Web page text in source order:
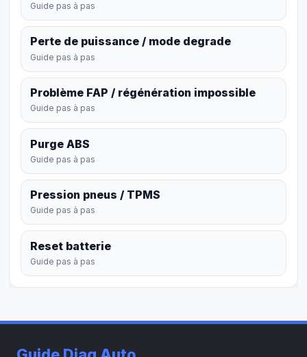
Guide pas à pas
Perte de puissance / mode degrade
Guide pas à pas
Problème FAP / régénération impossible
Guide pas à pas
Purge ABS
Guide pas à pas
Pression pneus / TPMS
Guide pas à pas
Reset batterie
Guide pas à pas